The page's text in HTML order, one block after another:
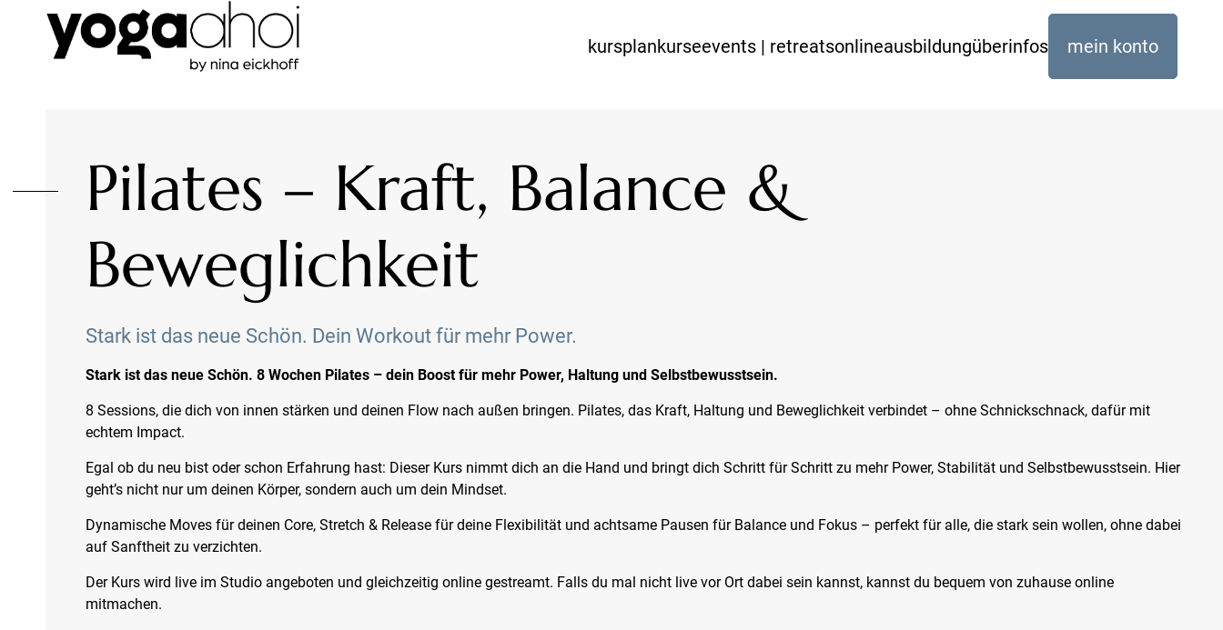
kursplankurseevents | retreatsonlineausbildungüberinfos mein konto
Pilates – Kraft, Balance &
Beweglichkeit
Stark ist das neue Schön. Dein Workout für mehr Power.
Stark ist das neue Schön. 8 Wochen Pilates – dein Boost für mehr Power, Haltung und Selbstbewusstsein.
8 Sessions, die dich von innen stärken und deinen Flow nach außen bringen. Pilates, das Kraft, Haltung und Beweglichkeit verbindet – ohne Schnickschnack, dafür mit
echtem Impact.
Egal ob du neu bist oder schon Erfahrung hast: Dieser Kurs nimmt dich an die Hand und bringt dich Schritt für Schritt zu mehr Power, Stabilität und Selbstbewusstsein. Hier
geht’s nicht nur um deinen Körper, sondern auch um dein Mindset.
Dynamische Moves für deinen Core, Stretch & Release für deine Flexibilität und achtsame Pausen für Balance und Fokus – perfekt für alle, die stark sein wollen, ohne dabei
auf Sanftheit zu verzichten.
Der Kurs wird live im Studio angeboten und gleichzeitig online gestreamt. Falls du mal nicht live vor Ort dabei sein kannst, kannst du bequem von zuhause online
mitmachen.